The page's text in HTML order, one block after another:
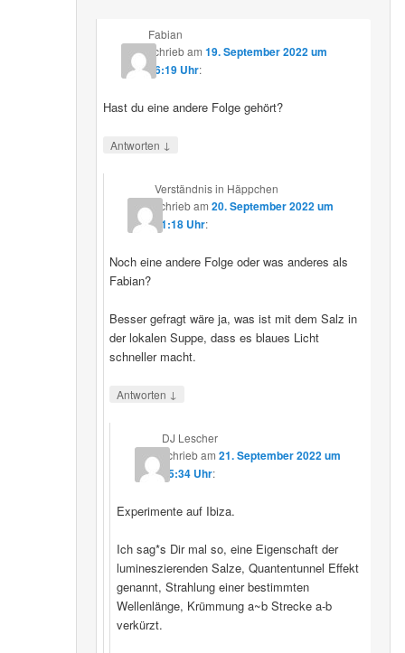
Fabian
schriebam 19. September 2022 um
16:19 Uhr:
Hast du eine andere Folge gehört?
Antworten ↓
Verständnis in Häppchen
schriebam20. September 2022 um
01:18 Uhr:
Noch eine andere Folge oder was anderes als
Fabian?
Besser gefragt wäre ja, was ist mit dem Salz in
der lokalen Suppe, dass es blaues Licht
schneller macht.
Antworten ↓
DJ Lescher
schriebam 21. September 2022 um
05:34 Uhr:
Experimente auf Ibiza.
Ich sag*s Dir mal so, eine Eigenschaft der
lumineszierenden Salze, Quantentunnel Effekt
genannt, Strahlung einer bestimmten
Wellenlänge, Krümmung a~b Strecke a-b
verkürzt.